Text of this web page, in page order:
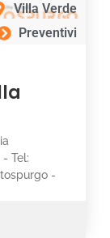
Villa Verde
Preventivi
Tel:
-